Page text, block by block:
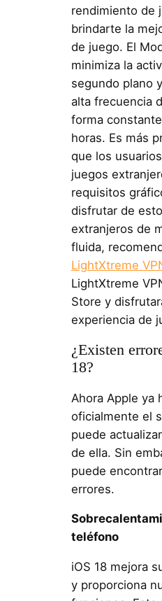
rendimiento de
brindarte la
de juego. El
minimiza la
segundo plano
alta frecuencia
forma
horas. Es más
que los
juegos
requisitos
disfrutar de
extranjeros de
fluida,
LightXtreme
LightXtreme
Store y
experiencia de
¿Existen
18?
Ahora Apple ya
oficialmente el
puede
de ella. Sin
puede
errores.
teléfono
iOS 18 mejora
y proporciona